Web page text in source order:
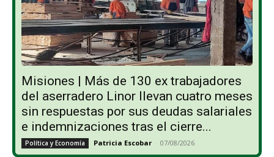
Misiones | Más de 130 ex trabajadores
del aserradero Linor llevan cuatro meses
sin respuestas por sus deudas salariales
e indemnizaciones tras el cierre...
Política y Economía Patricia Escobar - 07/08/2026